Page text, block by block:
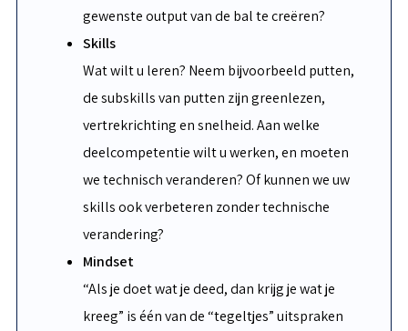
gewenste output van de bal te creëren?
Skills
Wat wilt u leren? Neem bijvoorbeeld putten,
de subskills van putten zijn greenlezen,
vertrekrichting en snelheid. Aan welke
deelcompetentie wilt u werken, en moeten
we technisch veranderen? Of kunnen we uw
skills ook verbeteren zonder technische
verandering?
Mindset
“Als je doet wat je deed, dan krijg je wat je
kreeg” is één van de “tegeltjes” uitspraken